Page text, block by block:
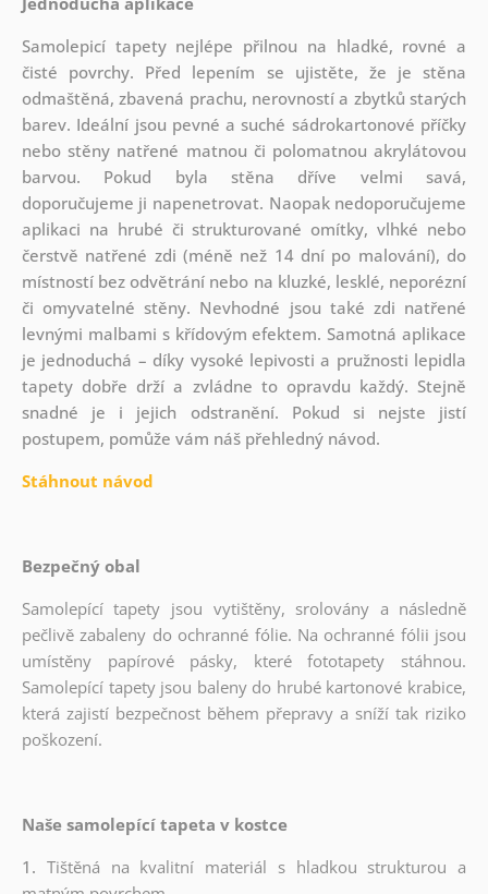
Samolepicí tapety nejlépe přilnou na hladké, rovné a
čisté povrchy. Před lepením se ujistěte, že je stěna
odmaštěná, zbavená prachu, nerovností a zbytků starých
barev. Ideální jsou pevné a suché sádrokartonové příčky
nebo stěny natřené matnou či polomatnou akrylátovou
barvou. Pokud byla stěna dříve velmi savá,
doporučujeme ji napenetrovat. Naopak nedoporučujeme
aplikaci na hrubé či strukturované omítky, vlhké nebo
čerstvě natřené zdi (méně než 14 dní po malování), do
místností bez odvětrání nebo na kluzké, lesklé, neporézní
či omyvatelné stěny. Nevhodné jsou také zdi natřené
levnými malbami s křídovým efektem. Samotná aplikace
je jednoduchá – díky vysoké lepivosti a pružnosti lepidla
tapety dobře drží a zvládne to opravdu každý. Stejně
snadné je i jejich odstranění. Pokud si nejste jistí
postupem, pomůže vám náš přehledný návod.
Stáhnout návod
Bezpečný obal
Samolepící tapety jsou vytištěny, srolovány a následně
pečlivě zabaleny do ochranné fólie. Na ochranné fólii jsou
umístěny papírové pásky, které fototapety stáhnou.
Samolepící tapety jsou baleny do hrubé kartonové krabice,
která zajistí bezpečnost během přepravy a sníží tak riziko
poškození.
Naše samolepící tapeta v kostce
1. Tištěná na kvalitní materiál s hladkou strukturou a